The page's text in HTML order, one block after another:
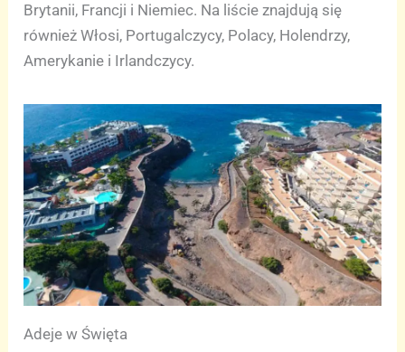
Brytanii, Francji i Niemiec. Na liście znajdują się
również Włosi, Portugalczycy, Polacy, Holendrzy,
Amerykanie i Irlandczycy.
Adeje w Święta